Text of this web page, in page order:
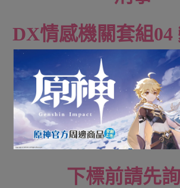
DX情感機關套組04
件 (其一三面
超宇宙刑事 全系
全新未拆封
下標前請先